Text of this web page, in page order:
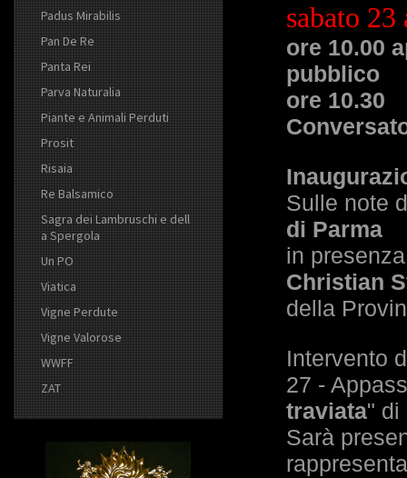
Padus Mirabilis
Pan De Re
Panta Rei
Parva Naturalia
Piante e Animali Perduti
Prosit
Risaia
Re Balsamico
Sagra dei Lambruschi e dell
a Spergola
Un PO
Viatica
Vigne Perdute
Vigne Valorose
WWFF
ZAT
sabato
ore 10.00
pubblico
ore 10.30
Sulle note
di Parma
in
Christian
della
Intervento
27 -
traviata" di
Sarà